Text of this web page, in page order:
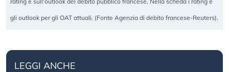
gli outlook per gli OAT attuali. (Fonte Agenzia di debito francese-Reuters).
LEGGI ANCHE